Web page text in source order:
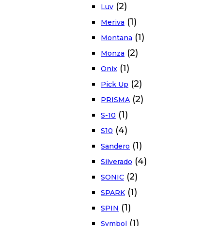
Luv (2)
Meriva (1)
Montana (1)
Monza (2)
Onix (1)
Pick Up (2)
PRISMA (2)
S-10 (1)
S10 (4)
Sandero (1)
Silverado (4)
SONIC (2)
SPARK (1)
SPIN (1)
Symbol (1)